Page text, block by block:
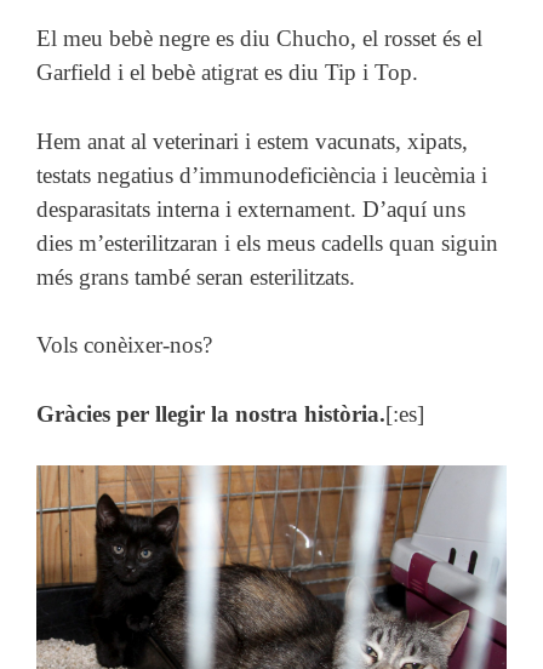
El meu bebè negre es diu Chucho, el rosset és el
Garfield i el bebè atigrat es diu Tip i Top.
Hem anat al veterinari i estem vacunats, xipats,
testats negatius d’immunodeficiència i leucèmia i
desparasitats interna i externament. D’aquí uns
dies m’esterilitzaran i els meus cadells quan siguin
més grans també seran esterilitzats.
Vols conèixer-nos?
Gràcies per llegir la nostra història.[:es]